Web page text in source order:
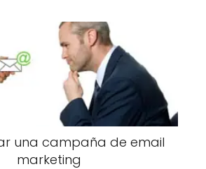
una campaña de email
marketing